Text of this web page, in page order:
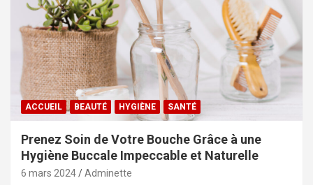
ACCUEIL BEAUTÉ HYGIÈNE SANTÉ
Prenez Soin de Votre Bouche Grâce à une
Hygiène Buccale Impeccable et Naturelle
6 mars 2024 Adminette